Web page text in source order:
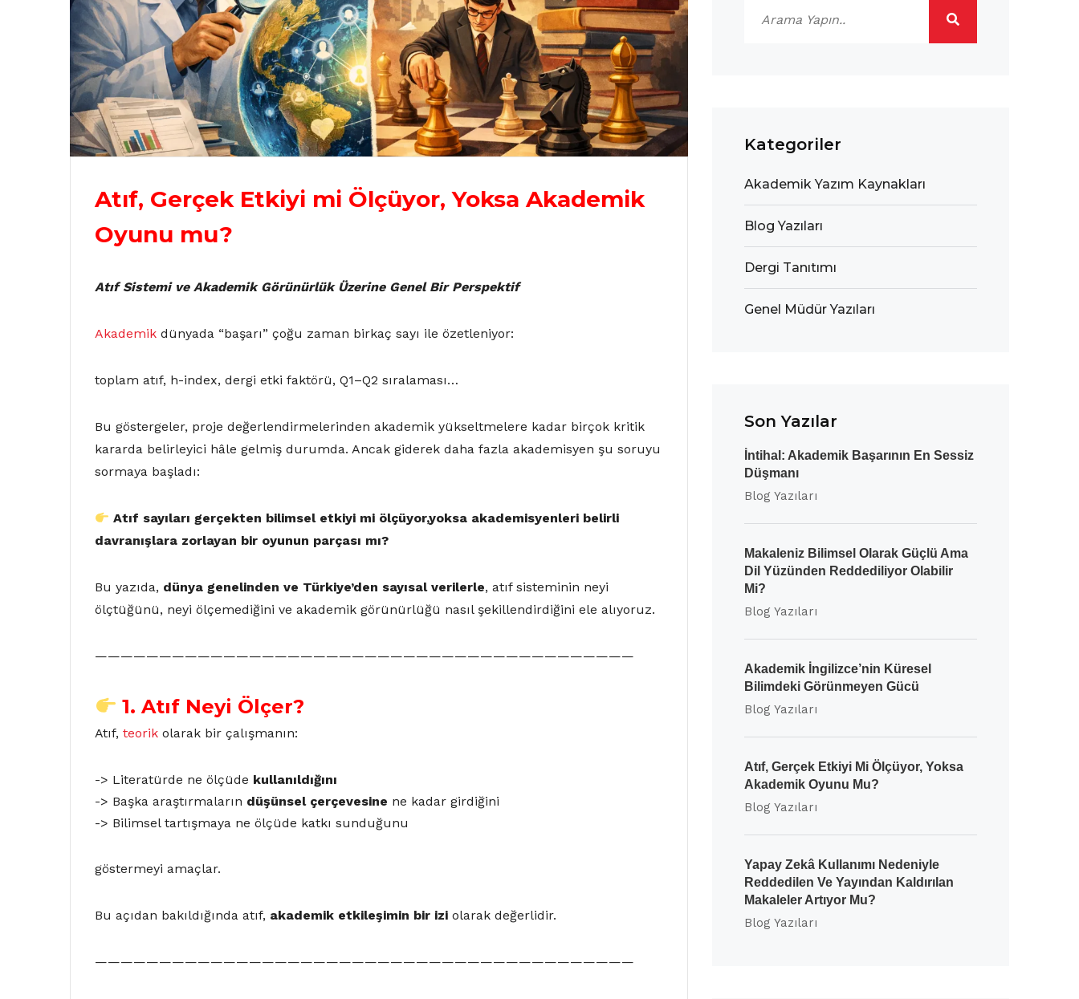
Atıf, Gerçek Etkiyi mi Ölçüyor, Yoksa Akademik
Oyunu mu?
Atıf Sistemi ve Akademik Görünürlük Üzerine Genel Bir Perspektif
Akademik dünyada “başarı” çoğu zaman birkaç sayı ile özetleniyor:
toplam atıf, h-index, dergi etki faktörü, Q1–Q2 sıralaması…
Bu göstergeler, proje değerlendirmelerinden akademik yükseltmelere kadar birçok kritik
kararda belirleyici hâle gelmiş durumda. Ancak giderek daha fazla akademisyen şu soruyu
sormaya başladı:
Atıf sayıları gerçekten bilimsel etkiyi mi ölçüyor,yoksa akademisyenleri belirli
davranışlara zorlayan bir oyunun parçası mı?
Bu yazıda, dünya genelinden ve Türkiye’den sayısal verilerle, atıf sisteminin neyi
ölçtüğünü, neyi ölçemediğini ve akademik görünürlüğü nasıl şekillendirdiğini ele alıyoruz.
——————————————————————————————————————————
1. Atıf Neyi Ölçer?
Atıf, teorik olarak bir çalışmanın:
-> Literatürde ne ölçüde kullanıldığını
-> Başka araştırmaların düşünsel çerçevesine ne kadar girdiğini
-> Bilimsel tartışmaya ne ölçüde katkı sunduğunu
göstermeyi amaçlar.
Bu açıdan bakıldığında atıf, akademik etkileşimin bir izi olarak değerlidir.
——————————————————————————————————————————
Kategoriler
Akademik Yazım Kaynakları
Blog Yazıları
Dergi Tanıtımı
Genel Müdür Yazıları
Son Yazılar
İntihal: Akademik Başarının En Sessiz
Düşmanı
Blog Yazıları
Makaleniz Bilimsel Olarak Güçlü Ama
Dil Yüzünden Reddediliyor Olabilir
Mi?
Blog Yazıları
Akademik İngilizce’nin Küresel
Bilimdeki Görünmeyen Gücü
Blog Yazıları
Atıf, Gerçek Etkiyi Mi Ölçüyor, Yoksa
Akademik Oyunu Mu?
Blog Yazıları
Yapay Zekâ Kullanımı Nedeniyle
Reddedilen Ve Yayından Kaldırılan
Makaleler Artıyor Mu?
Blog Yazıları